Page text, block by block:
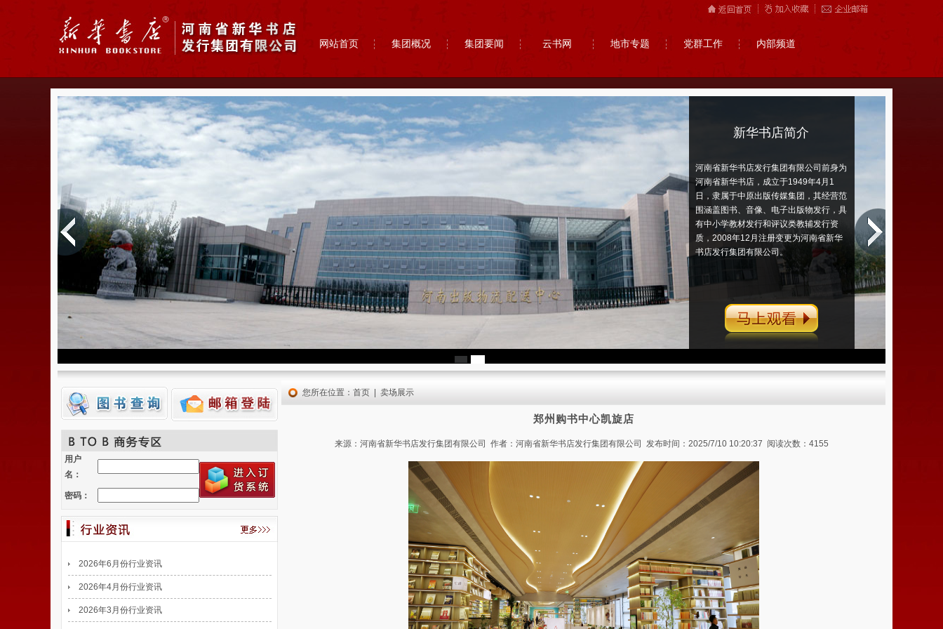
网站首页 集团概况 集团要闻 云书网 地市专题 党群工作 内部频道
新华书店简介
河南省新华书店发行集团有限公司前身为
河南省新华书店，成立于1949年4月1
日，隶属于中原出版传媒集团，其经营范
围涵盖图书、音像、电子出版物发行，具
有中小学教材发行和评议类教辅发行资
质，2008年12月注册变更为河南省新华
书店发行集团有限公司。
马上观看
用户
名：
密码：
2026年6月份行业资讯
2026年4月份行业资讯
2026年3月份行业资讯
您所在位置： 首页 卖场展示
郑州购书中心凯旋店
来源：河南省新华书店发行集团有限公司 作者：河南省新华书店发行集团有限公司 发布时间：2025/7/10 10:20:37 阅读次数：4155